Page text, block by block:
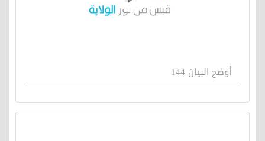
أوضح البيان 144